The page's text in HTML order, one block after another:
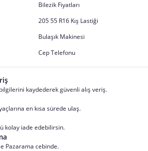
Bilezik Fiyatları
205 55 R16 Kış Lastiği
Bulaşık Makinesi
Cep Telefonu
kaydederek güvenli alış veriş.
en kısa sürede ulaş.
kolay iade edebilirsin.
Pazarama cebinde.